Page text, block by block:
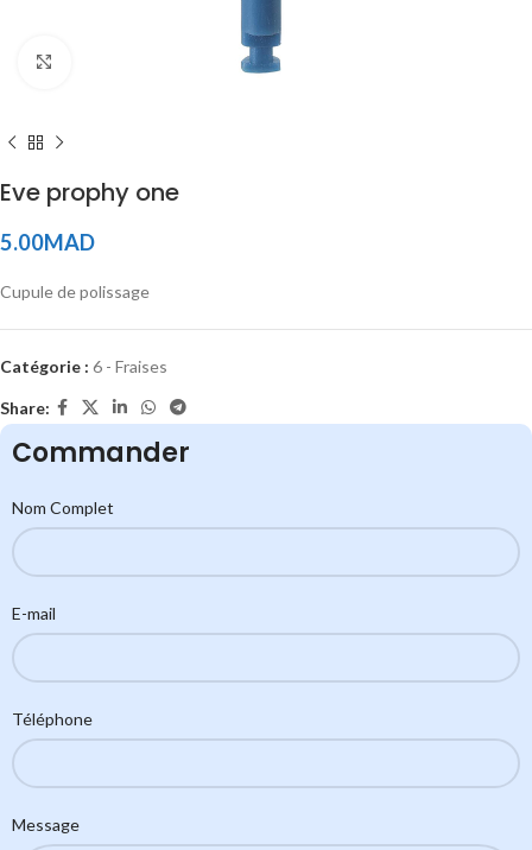
Eve prophy one
5.00MAD
Cupule de polissage
Catégorie : 6 - Fraises
Share:
Commander
Nom Complet
E-mail
Téléphone
Message